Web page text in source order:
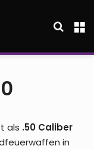
als .50 Caliber
in